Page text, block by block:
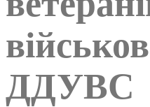
ДДУВС